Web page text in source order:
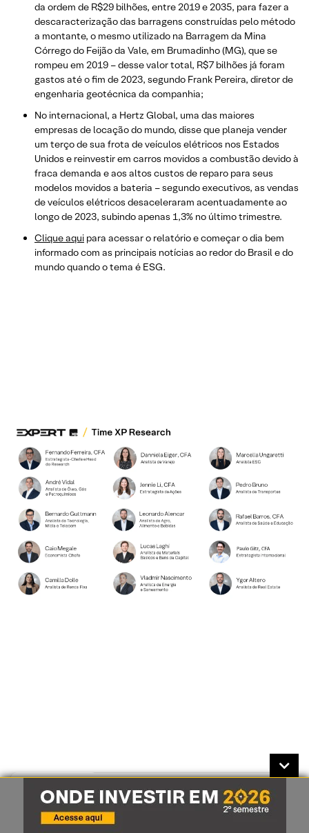
da ordem de R$29 bilhões, entre 2019 e 2035, para fazer a
descaracterização das barragens construídas pelo método
a montante, o mesmo utilizado na Barragem da Mina
Córrego do Feijão da Vale, em Brumadinho (MG), que se
rompeu em 2019 – desse valor total, R$7 bilhões já foram
gastos até o fim de 2023, segundo Frank Pereira, diretor de
engenharia geotécnica da companhia;
No internacional, a Hertz Global, uma das maiores
empresas de locação do mundo, disse que planeja vender
um terço de sua frota de veículos elétricos nos Estados
Unidos e reinvestir em carros movidos a combustão devido à
fraca demanda e aos altos custos de reparo para seus
modelos movidos a bateria – segundo executivos, as vendas
de veículos elétricos desaceleraram acentuadamente ao
longo de 2023, subindo apenas 1,3% no último trimestre.
Clique aqui para acessar o relatório e começar o dia bem
informado com as principais notícias ao redor do Brasil e do
mundo quando o tema é ESG.
Se você ainda não tem conta na XP
Investimentos, abra a sua!